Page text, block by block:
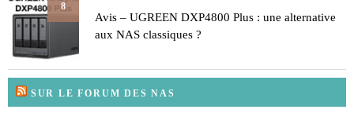
8
Avis – UGREEN DXP4800 Plus : une alternative
aux NAS classiques ?
SUR LE FORUM DES NAS